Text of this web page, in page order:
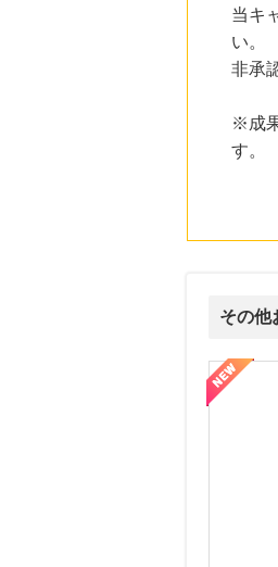
当キ
い。
非承
※成
す。
その他
【LOJEL公式